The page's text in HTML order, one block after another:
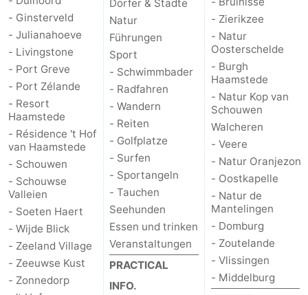
Natur
de
Mantelingen
-
Domburg
Zoutelande
Vlissingen
-
Middelburg
Wetter
Kontakt
- Ginsterveld
- Julianahoeve
- Livingstone
- Port Greve
- Port Zélande
- Resort
Haamstede
- Résidence 't Hof
van Haamstede
- Schouwen
- Schouwse
Valleien
- Soeten Haert
- Wijde Blick
- Zeeland Village
- Zeeuwse Kust
- Zonnedorp
Dörfer & Städte
Natur
Führungen
Sport
- Schwimmbader
- Radfahren
- Wandern
- Reiten
- Golfplatze
- Surfen
- Sportangeln
- Tauchen
Seehunden
Essen und trinken
Veranstaltungen
PRACTICAL
INFO.
- Zierikzee
- Natur
Oosterschelde
- Burgh
Haamstede
- Natur Kop van
Schouwen
Walcheren
- Veere
- Natur Oranjezon
- Oostkapelle
- Natur de
Mantelingen
- Domburg
- Zoutelande
- Vlissingen
- Middelburg